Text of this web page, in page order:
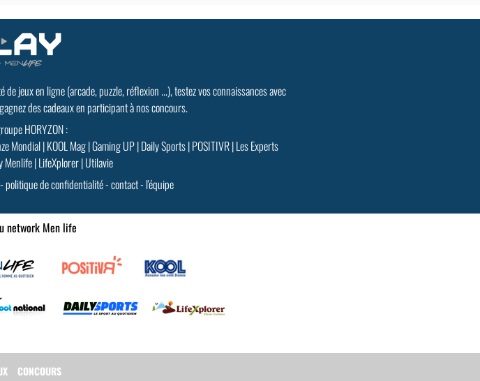
jeux en ligne (arcade, puzzle, réflexion ...), testez vos connaissances avec
des cadeaux en participant à nos concours.
HORYZON :
Mondial|KOOL Mag|Gaming UP|Daily Sports|POSITIVR|Les Experts
Menlife|LifeXplorer|Utilavie
-politique de confidentialité-contact- l'équipe
network Men life
CONCOURS